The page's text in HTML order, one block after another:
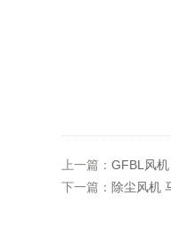
上一篇： GFBL风
下一篇： 除尘风机